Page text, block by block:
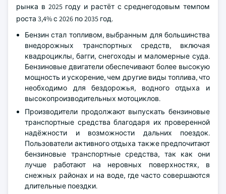
рынка в 2025 году и растёт с среднегодовым темпом
роста 3,4% с 2026 по 2035 год.
Бензин стал топливом, выбранным для большинства
внедорожных транспортных средств, включая
квадроциклы, багги, снегоходы и маломерные суда.
Бензиновые двигатели обеспечивают более высокую
мощность и ускорение, чем другие виды топлива, что
необходимо для бездорожья, водного отдыха и
высокопроизводительных мотоциклов.
Производители продолжают выпускать бензиновые
транспортные средства благодаря их проверенной
надёжности и возможности дальних поездок.
Пользователи активного отдыха также предпочитают
бензиновые транспортные средства, так как они
лучше работают на неровных поверхностях, в
снежных районах и на воде, где часто совершаются
длительные поездки.